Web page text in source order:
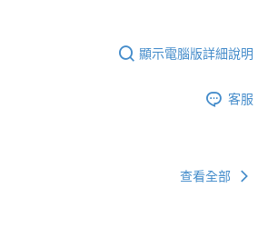
顯示電腦版詳細說明
客服
查看全部